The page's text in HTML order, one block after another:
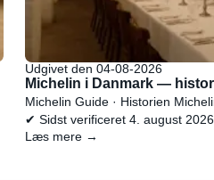
Udgivet den 04-08-2026
Michelin i Danmark —
Michelin Guide · Historien
✔ Sidst verificeret 4. august 2026
Læs mere →